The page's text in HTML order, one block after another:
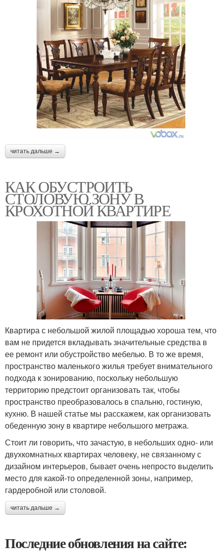
читать дальше →
КАК ОБУСТРОИТЬ
СТОЛОВУЮ ЗОНУ В
КРОХОТНОЙ КВАРТИРЕ
Квартира с небольшой жилой площадью хороша тем, что
вам не придется вкладывать значительные средства в
ее ремонт или обустройство мебелью. В то же время,
пространство маленького жилья требует внимательного
подхода к зонированию, поскольку небольшую
территорию предстоит организовать так, чтобы
пространство преобразовалось в спальню, гостиную,
кухню. В нашей статье мы расскажем, как организовать
обеденную зону в квартире небольшого метража.
Стоит ли говорить, что зачастую, в небольших одно- или
двухкомнатных квартирах человеку, не связанному с
дизайном интерьеров, бывает очень непросто выделить
место для какой-то определенной зоны, например,
гардеробной или столовой.
читать дальше →
Последние обновления на сайте: